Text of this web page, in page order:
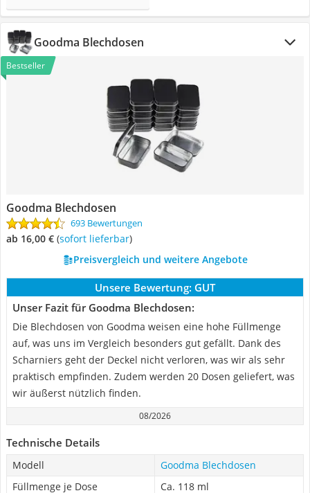
Goodma Blechdosen
Bestseller
Goodma Blechdosen
693 Bewertungen
ab 16,00 € ( Sofort lieferbar)
Preisvergleich und weitere Angebote
Unsere Bewertung: GUT
Unser Fazit für Goodma Blechdosen:
Die Blechdosen von Goodma weisen eine hohe Füllmenge
auf, was uns im Vergleich besonders gut gefällt. Dank des
Scharniers geht der Deckel nicht verloren, was wir als sehr
praktisch empfinden. Zudem werden 20 Dosen geliefert, was
wir äußerst nützlich finden.
08/2026
Technische Details
Modell
Goodma Blechdosen
Füllmenge je Dose
Ca. 118 ml